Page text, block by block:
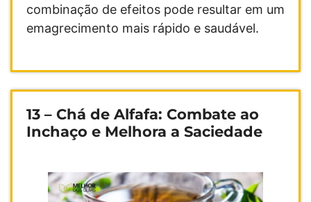
combinação de efeitos pode resultar em um
emagrecimento mais rápido e saudável.
13 – Chá de Alfafa: Combate ao
Inchaço e Melhora a Saciedade